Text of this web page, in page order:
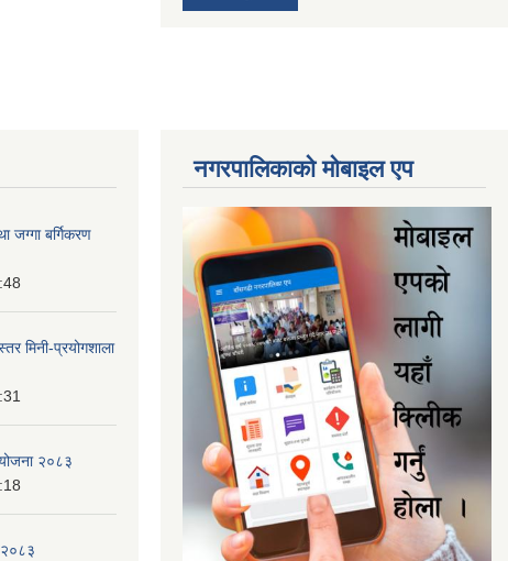
जग्गा बर्गिकरण
मिनी-प्रयोगशाला
२०८३
नगरपालिकाकाे माेबाइल एप